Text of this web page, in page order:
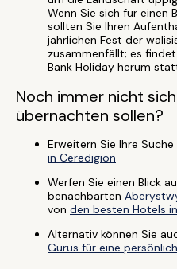
Wenn Sie sich für einen
sollten Sie Ihren
jährlichen Fest der
zusammenfällt; es
Bank Holiday herum
Noch immer nicht
übernachten sollen?
Erweitern Sie Ihre
in Ceredigion
Werfen Sie einen Blick
benachbarten
von den besten Hotels
Alternativ können Sie
Gurus für eine